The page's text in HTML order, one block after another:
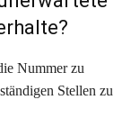
Nummer zu
Stellen zu